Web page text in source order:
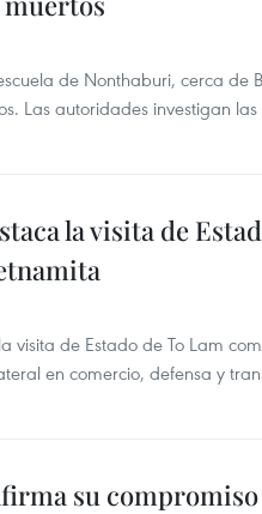
de Nonthaburi, cerca de
Las autoridades investigan
la visita de
visita de Estado de To Lam
en comercio, defensa y
su compromiso